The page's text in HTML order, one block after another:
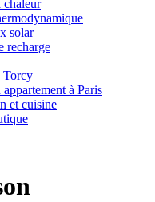
chaleur
solar
recharge
Torcy
à Paris
et cuisine